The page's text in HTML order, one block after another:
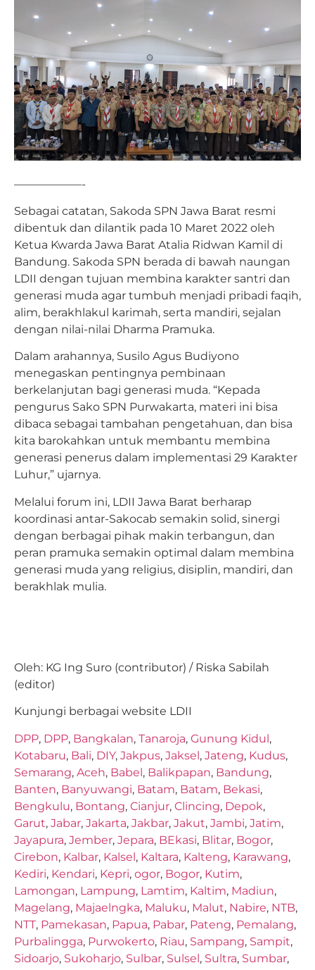
——————-
Sebagai catatan, Sakoda SPN Jawa Barat resmi
dibentuk dan dilantik pada 10 Maret 2022 oleh
Ketua Kwarda Jawa Barat Atalia Ridwan Kamil di
Bandung. Sakoda SPN berada di bawah naungan
LDII dengan tujuan membina karakter santri dan
generasi muda agar tumbuh menjadi pribadi faqih,
alim, berakhlakul karimah, serta mandiri, sejalan
dengan nilai-nilai Dharma Pramuka.
Dalam arahannya, Susilo Agus Budiyono
menegaskan pentingnya pembinaan
berkelanjutan bagi generasi muda. “Kepada
pengurus Sako SPN Purwakarta, materi ini bisa
dibaca sebagai tambahan pengetahuan, dan bisa
kita barokahkan untuk membantu membina
generasi penerus dalam implementasi 29 Karakter
Luhur,” ujarnya.
Melalui forum ini, LDII Jawa Barat berharap
koordinasi antar-Sakocab semakin solid, sinergi
dengan berbagai pihak makin terbangun, dan
peran pramuka semakin optimal dalam membina
generasi muda yang religius, disiplin, mandiri, dan
berakhlak mulia.
Oleh: KG Ing Suro (contributor) / Riska Sabilah
(editor)
Kunjungi berbagai website LDII
DPP, DPP, Bangkalan, Tanaroja, Gunung Kidul,
Kotabaru, Bali, DIY, Jakpus, Jaksel, Jateng, Kudus,
Semarang, Aceh, Babel, Balikpapan, Bandung,
Banten, Banyuwangi, Batam, Batam, Bekasi,
Bengkulu, Bontang, Cianjur, Clincing, Depok,
Garut, Jabar, Jakarta, Jakbar, Jakut, Jambi, Jatim,
Jayapura, Jember, Jepara, BEkasi, Blitar, Bogor,
Cirebon, Kalbar, Kalsel, Kaltara, Kalteng, Karawang,
Kediri, Kendari, Kepri, ogor, Bogor, Kutim,
Lamongan, Lampung, Lamtim, Kaltim, Madiun,
Magelang, Majaelngka, Maluku, Malut, Nabire, NTB,
NTT, Pamekasan, Papua, Pabar, Pateng, Pemalang,
Purbalingga, Purwokerto, Riau, Sampang, Sampit,
Sidoarjo, Sukoharjo, Sulbar, Sulsel, Sultra, Sumbar,